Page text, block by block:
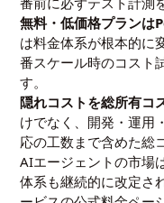
無料・低価格プランは
は料金体系が根本的に
番スケール時のコスト
す。
隠れコストを総所有コ
けでなく、開発・運用
応の工数まで含めた総
AIエージェントの市場
体系も継続的に改定さ